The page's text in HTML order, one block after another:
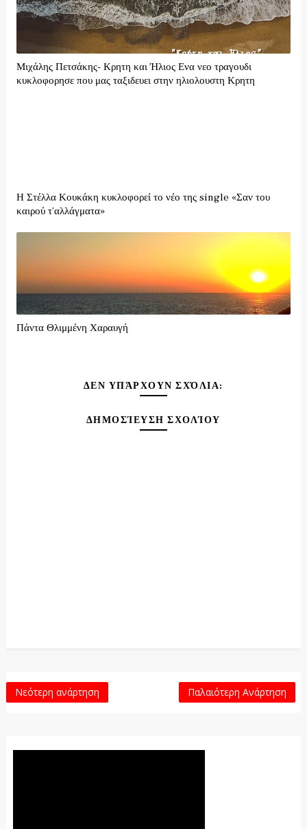
Μιχάλης Πετσάκης- Κρητη και Ήλιος Ενα νεο τραγουδι
κυκλοφορησε που μας ταξιδευει στην ηλιολουστη Κρητη
Η Στέλλα Κουκάκη κυκλοφορεί το νέο της single «Σαν του
καιρού τ’αλλάγματα»
Πάντα Θλιμμένη Χαραυγή
ΔΕΝ ΥΠΆΡΧΟΥΝ ΣΧΌΛΙΑ:
ΔΗΜΟΣΊΕΥΣΗ ΣΧΟΛΊΟΥ
Νεότερη ανάρτηση Παλαιότερη Ανάρτηση